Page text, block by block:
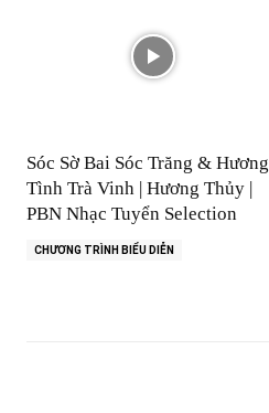
Sóc Sờ Bai Sóc Trăng & Hương
Tình Trà Vinh | Hương Thủy |
PBN Nhạc Tuyển Selection
CHƯƠNG TRÌNH BIỂU DIỄN